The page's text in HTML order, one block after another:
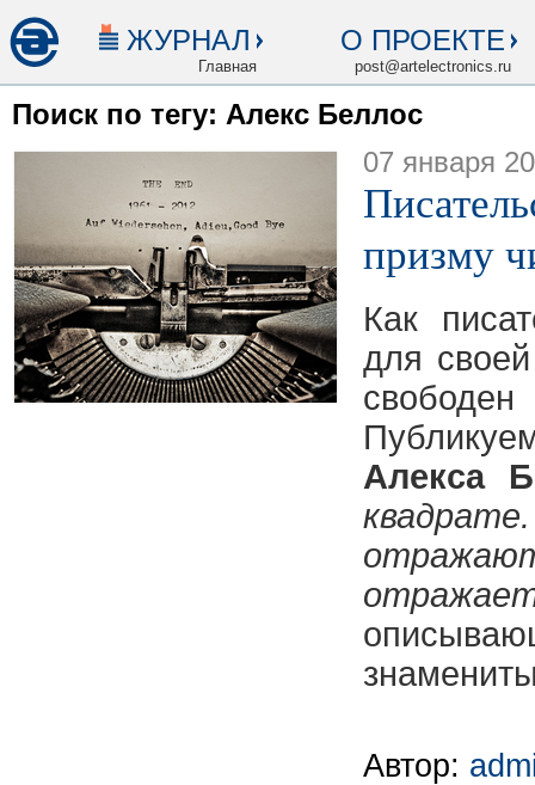
ЖУРНАЛ
Главная
О ПРОЕКТЕ
post@artelectronics.ru
Поиск по тегу: Алекс Беллос
07 января
призму
Как
для
Алекса
Автор: